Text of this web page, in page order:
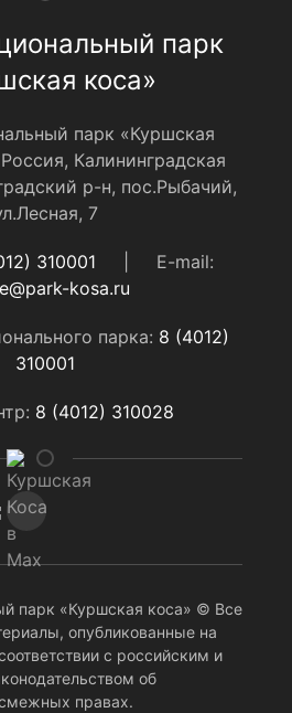
парк
коса»
парк «Куршская
Калининградская
р-н, пос.Рыбачий,
7
310001
E-mail:
kosa.ru
парка: 8 (4012)
310001
8 (4012) 310028
парк «Куршская коса» © Все
опубликованные на
с российским и
об
правах.